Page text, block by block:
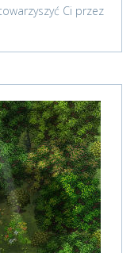
Ci przez